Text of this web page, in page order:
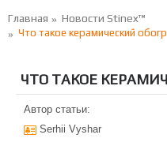
Главная Новости Stinex™
Что такое керамический
ЧТО ТАКОЕ
Автор статьи:
Serhii Vyshar